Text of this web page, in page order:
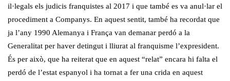
il·legals els judicis franquistes al 2017 i que també es va anul·lar el
procediment a Companys. En aquest sentit, també ha recordat que
ja l’any 1990 Alemanya i França van demanar perdó a la
Generalitat per haver detingut i lliurat al franquisme l’expresident.
És per això, que ha reiterat que en aquest “relat” encara hi falta el
perdó de l’estat espanyol i ha tornat a fer una crida en aquest